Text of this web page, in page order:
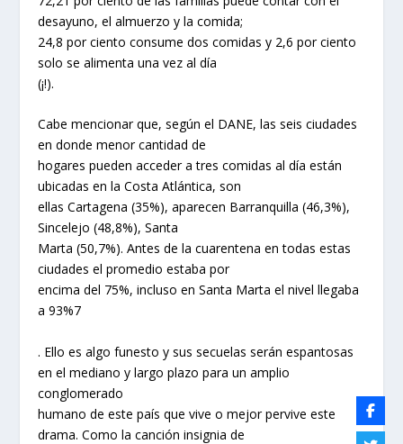
desayuno, el almuerzo y la comida;
24,8 por ciento consume dos comidas y 2,6 por ciento
solo se alimenta una vez al día
(¡!).
Cabe mencionar que, según el DANE, las seis ciudades
en donde menor cantidad de
hogares pueden acceder a tres comidas al día están
ubicadas en la Costa Atlántica, son
ellas Cartagena (35%), aparecen Barranquilla (46,3%),
Sincelejo (48,8%), Santa
Marta (50,7%). Antes de la cuarentena en todas estas
ciudades el promedio estaba por
encima del 75%, incluso en Santa Marta el nivel llegaba
a 93%7
. Ello es algo funesto y sus secuelas serán espantosas
en el mediano y largo plazo para un amplio
conglomerado
humano de este país que vive o mejor pervive este
drama. Como la canción insignia de